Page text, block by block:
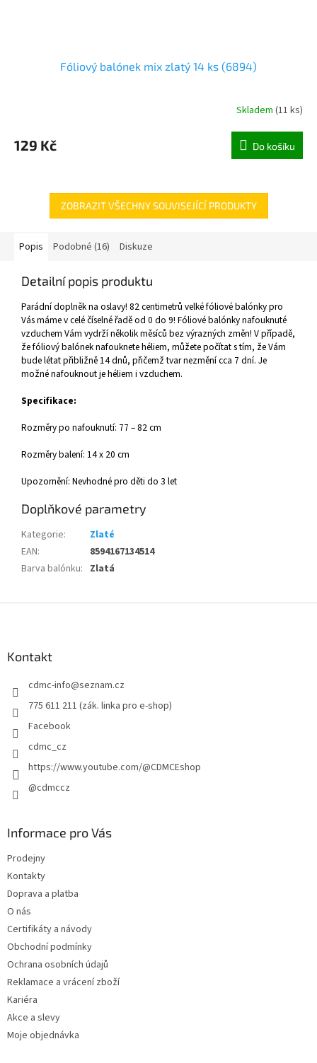
Fóliový balónek mix zlatý 14 ks (6894)
Skladem (11 ks)
129 Kč Do košíku
ZOBRAZIT VŠECHNY SOUVISEJÍCÍ PRODUKTY
Popis Podobné (16) Diskuze
Detailní popis produktu
Parádní doplněk na oslavy! 82 centimetrů velké fóliové balónky pro
Vás máme v celé číselné řadě od 0 do 9! Fóliové balónky nafouknuté
vzduchem Vám vydrží několik měsíců bez výrazných změn! V případě,
že fóliový balónek nafouknete héliem, můžete počítat s tím, že Vám
bude létat přibližně 14 dnů, přičemž tvar nezmění cca 7 dní. Je
možné nafouknout je héliem i vzduchem.
Specifikace:
Rozměry po nafouknutí: 77 – 82 cm
Rozměry balení: 14 x 20 cm
Upozornění: Nevhodné pro děti do 3 let
Doplňkové parametry
Kategorie:
Zlaté
EAN:
8594167134514
Barva balónku: Zlatá
Kontakt
cdmc-info@seznam.cz
775 611 211 (zák. linka pro e-shop)
Facebook
cdmc_cz
https://www.youtube.com/@CDMCEshop
@cdmccz
Informace pro Vás
Prodejny
Kontakty
Doprava a platba
O nás
Certifikáty a návody
Obchodní podmínky
Ochrana osobních údajů
Reklamace a vrácení zboží
Kariéra
Akce a slevy
Moje objednávka